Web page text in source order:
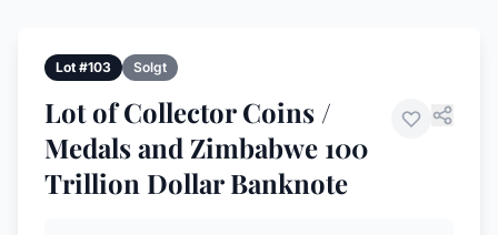
Lot #103 Solgt
Lot of Collector Coins /
Medals and Zimbabwe 100
Trillion Dollar Banknote